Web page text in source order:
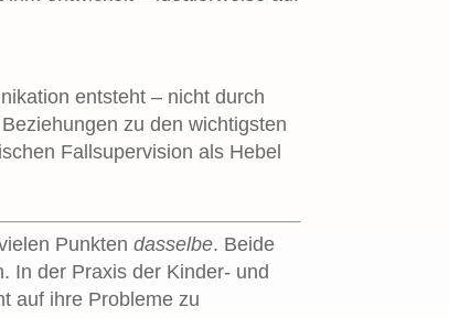
entsteht – nicht durch
zu den wichtigsten
Fallsupervision als Hebel
Punktendasselbe. Beide
In der Praxis der Kinder- und
auf ihre Probleme zu